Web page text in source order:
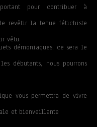
pour contribuer à
revêtir la tenue fétichiste
vêtu.
démoniaques, ce sera le
débutants, nous pourrons
vous permettra de vivre
et bienveillante